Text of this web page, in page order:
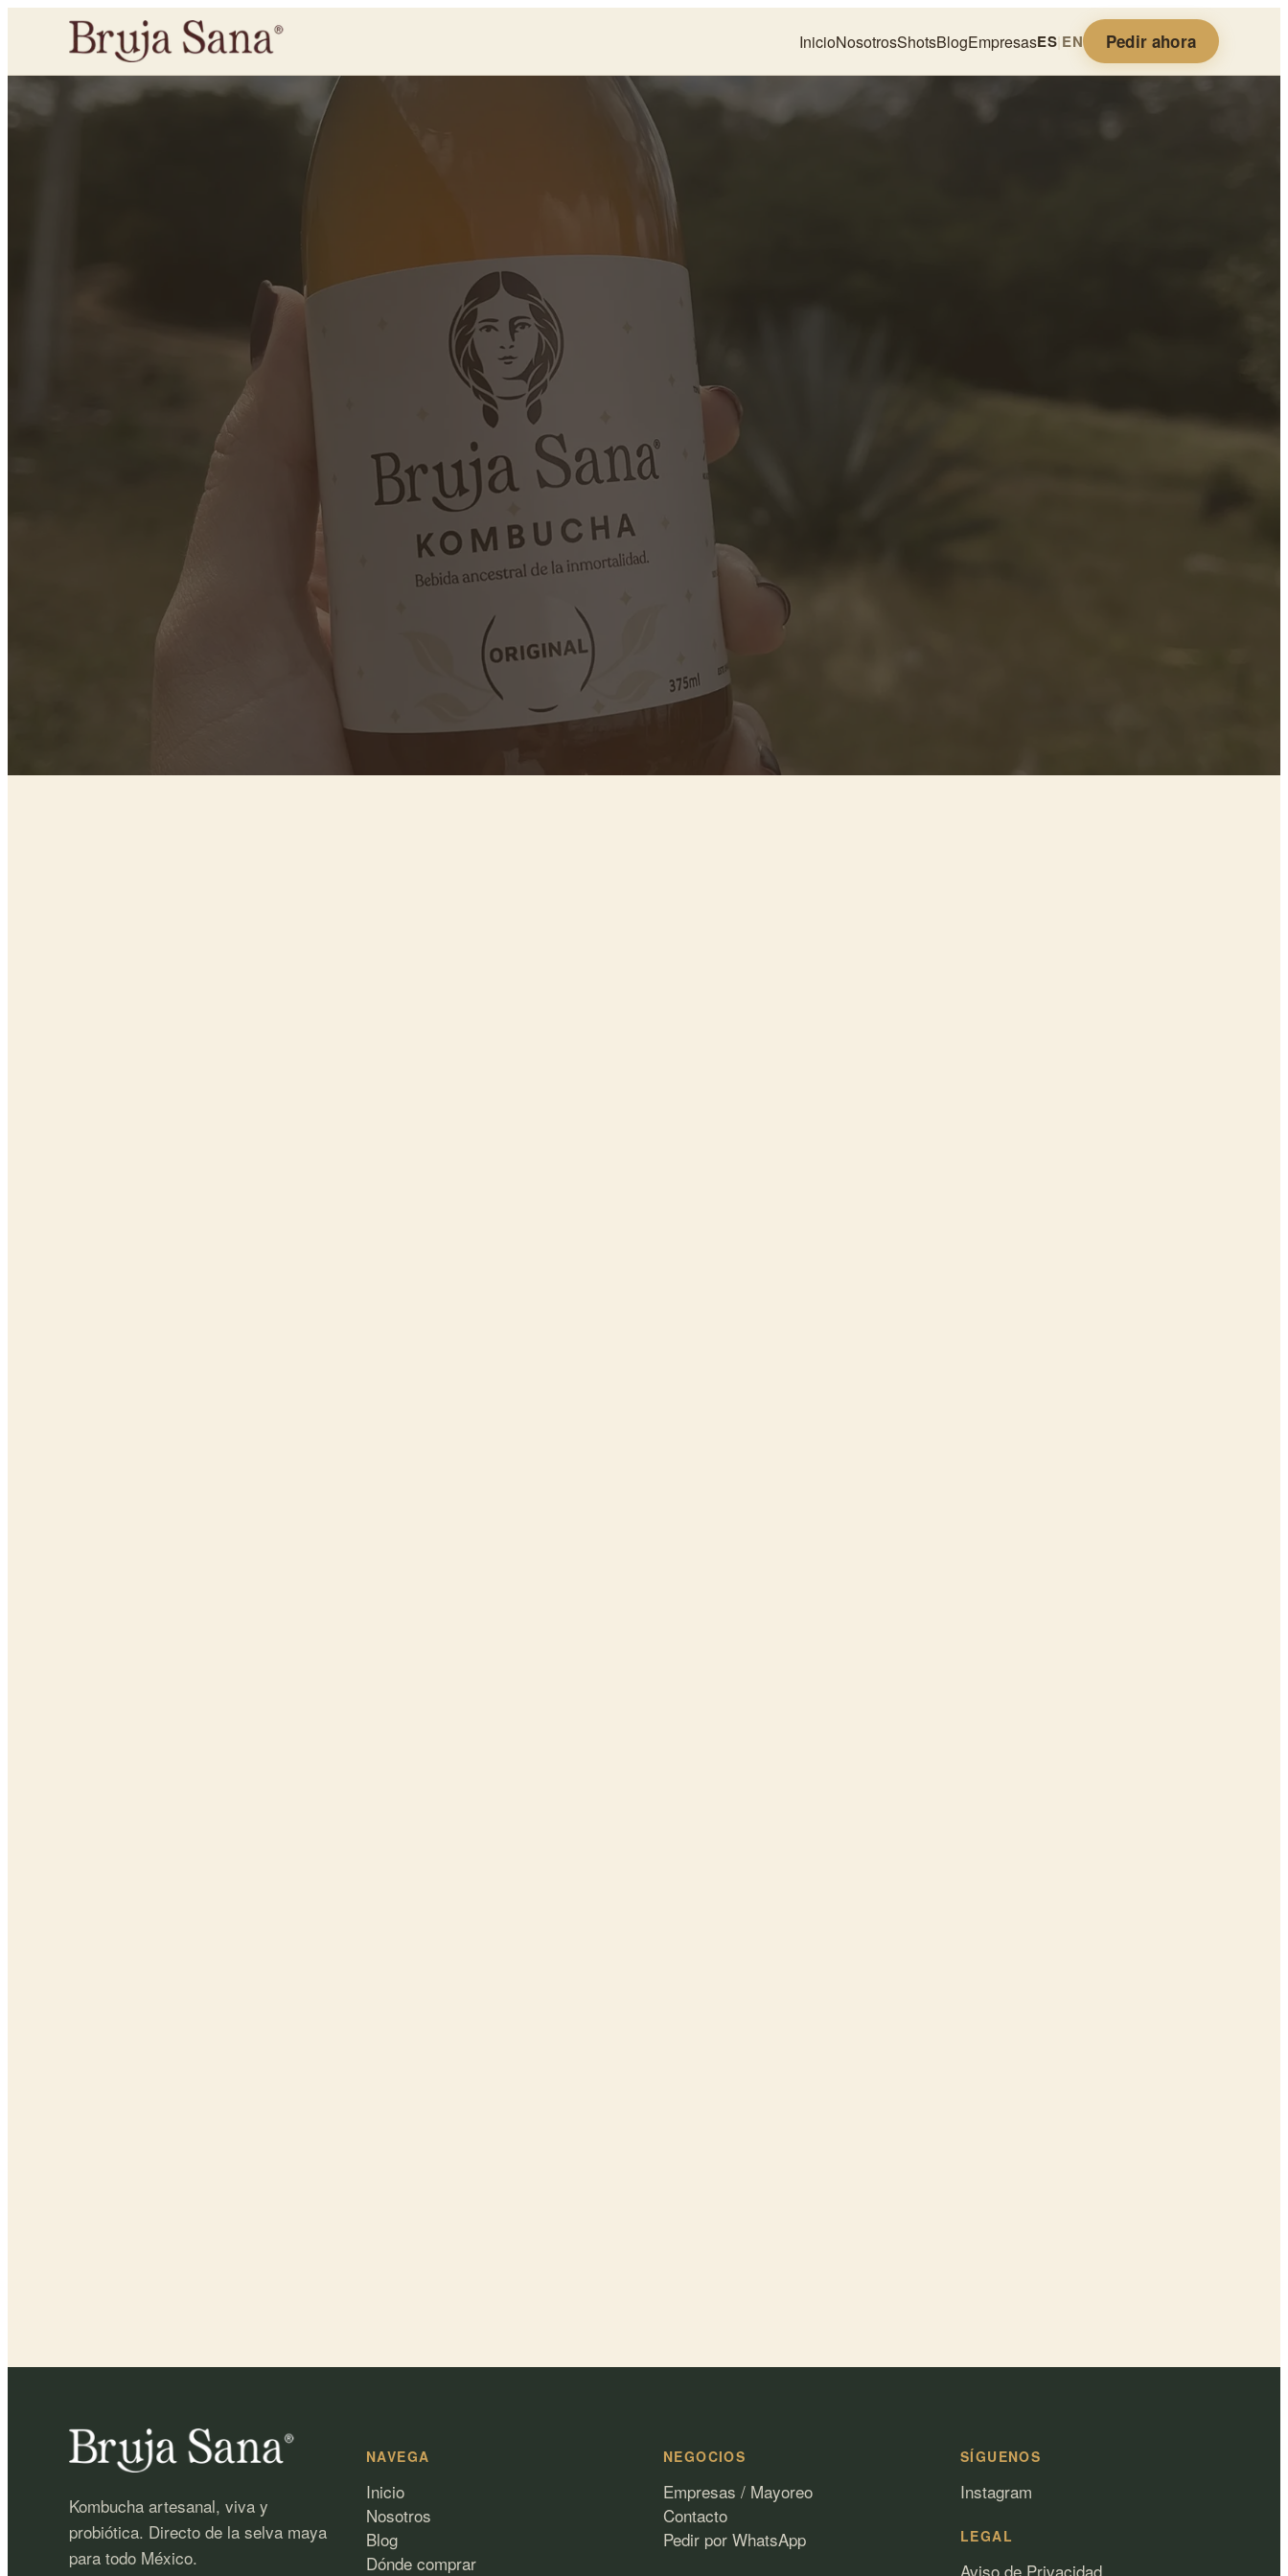
InicioNosotrosShotsBlogEmpresasES|EN Pedir ahora
Kombucha artesanal, viva y
probiótica. Directo de la selva maya
para todo México.
NAVEGA
Inicio
Nosotros
Blog
Dónde comprar
NEGOCIOS
Empresas / Mayoreo
Contacto
Pedir por WhatsApp
SÍGUENOS
Instagram
LEGAL
Aviso de Privacidad